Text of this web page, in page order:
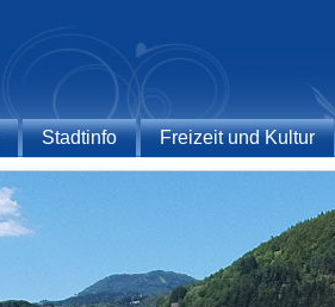
Stadtinfo Freizeit und Kultur